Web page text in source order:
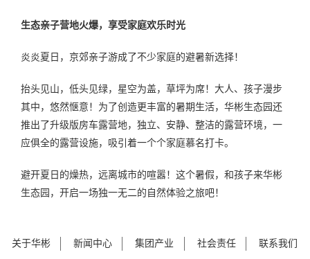
生态亲子营地火爆，享受家庭欢乐时光
炎炎夏日，京郊亲子游成了不少家庭的避暑新选择！
抬头见山，低头见绿，星空为盖，草坪为席！大人、孩子漫步
其中，悠然惬意！为了创造更丰富的暑期生活，华彬生态园还
推出了升级版房车露营地，独立、安静、整洁的露营环境，一
应俱全的露营设施，吸引着一个个家庭慕名打卡。
避开夏日的燥热，远离城市的喧嚣！这个暑假，和孩子来华彬
生态园，开启一场独一无二的自然体验之旅吧！
关于华彬 新闻中心 集团产业 社会责任 联系我们